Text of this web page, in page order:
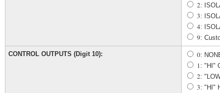
2:
3:
4:
9:
CONTROL OUTPUTS (Digit 10): 0:
1 : "HI"
2:
3: "HI"